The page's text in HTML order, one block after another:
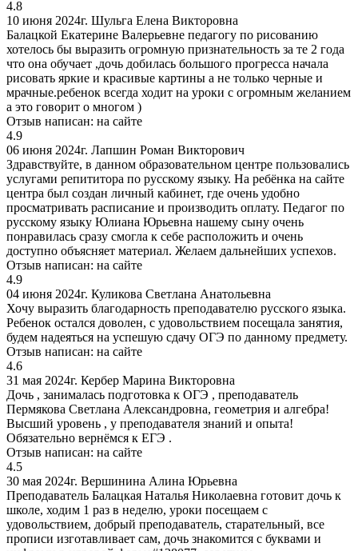
4.8
10 июня 2024г. Шульга Елена Викторовна
Балацкой Екатерине Валерьевне педагогу по рисованию
хотелось бы выразить огромную признательность за те 2 года
что она обучает ,дочь добилась большого прогресса начала
рисовать яркие и красивые картины а не только черные и
мрачные.ребенок всегда ходит на уроки с огромным желанием
а это говорит о многом )
Отзыв написан: на сайте
4.9
06 июня 2024г. Лапшин Роман Викторович
Здравствуйте, в данном образовательном центре пользовались
услугами репититора по русскому языку. На ребёнка на сайте
центра был создан личный кабинет, где очень удобно
просматривать расписание и производить оплату. Педагог по
русскому языку Юлиана Юрьевна нашему сыну очень
понравилась сразу смогла к себе расположить и очень
доступно объясняет материал. Желаем дальнейших успехов.
Отзыв написан: на сайте
4.9
04 июня 2024г. Куликова Светлана Анатольевна
Хочу выразить благодарность преподавателю русского языка.
Ребенок остался доволен, с удовольствием посещала занятия,
будем надеяться на успешую сдачу ОГЭ по данному предмету.
Отзыв написан: на сайте
4.6
31 мая 2024г. Кербер Марина Викторовна
Дочь , занималась подготовка к ОГЭ , преподаватель
Пермякова Светлана Александровна, геометрия и алгебра!
Высший уровень , у преподавателя знаний и опыта!
Обязательно вернёмся к ЕГЭ .
Отзыв написан: на сайте
4.5
30 мая 2024г. Вершинина Алина Юрьевна
Преподаватель Балацкая Наталья Николаевна готовит дочь к
школе, ходим 1 раз в неделю, уроки посещаем с
удовольствием, добрый преподаватель, старательный, все
прописи изготавливает сам, дочь знакомится с буквами и